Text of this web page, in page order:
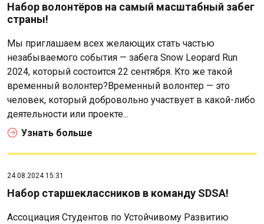
Набор волонтёров на самый масштабный забег
страны!
Мы приглашаем всех желающих стать частью
незабываемого события — забега Snow Leopard Run
2024, который состоится 22 сентября. Кто же такой
временный волонтер?Временный волонтер — это
человек, который добровольно участвует в какой-либо
деятельности или проекте...
Узнать больше
24.08.2024 15:31
Набор старшеклассников в команду SDSA!
Ассоциация Студентов по Устойчивому Развитию